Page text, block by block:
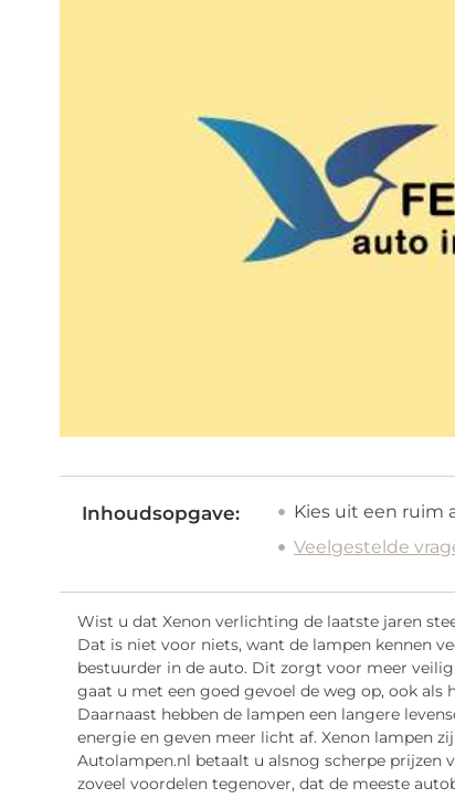
Inhoudsopgave:
Kies uit een ruim
Veelgestelde
Wist u dat Xenon verlichting de laatste jaren
Dat is niet voor niets, want de lampen kennen
bestuurder in de auto. Dit zorgt voor meer
gaat u met een goed gevoel de weg op, ook
Daarnaast hebben de lampen een langere
energie en geven meer licht af. Xenon lampen
Autolampen.nl betaalt u alsnog scherpe prijzen
zoveel voordelen tegenover, dat de meeste